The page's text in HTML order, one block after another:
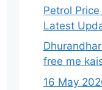
Petrol
Latest
free me
16 May